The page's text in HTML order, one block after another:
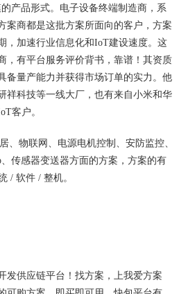
产品形式。电子设备终端制造商，系
案商都是这批方案所面向的客户，方案
，加速行业信息化和IoT建设速度。这
，有平台服务评价背书，靠谱！其资质
备量产能力并获得市场订单的实力。他
祥科技等一线大厂，也有来自小米和华
客户。
、物联网、电源电机控制、安防监控、
传感器变送器方面的方案，方案的有
/ 软件 / 整机。
发供应链平台！找方案，上我爱方案